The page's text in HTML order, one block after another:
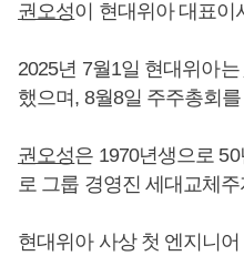
권오성이 현대위아 대표이
2025년 7월1일 현대위아는
했으며, 8월8일 주주총회
권오성은 1970년생으로
로 그룹 경영진 세대교체
현대위아 사상 첫 엔지니